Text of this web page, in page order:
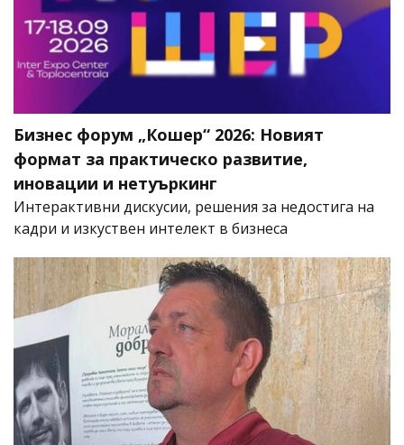
Бизнес форум „Кошер“ 2026: Новият
формат за практическо развитие,
иновации и нетуъркинг
Интерактивни дискусии, решения за недостига на
кадри и изкуствен интелект в бизнеса